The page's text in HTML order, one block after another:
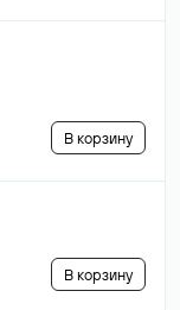
В корзину
В корзину